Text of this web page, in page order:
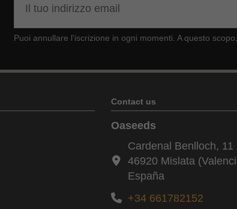
Puoi annullare l'iscrizione in ogni momenti. A questo
Contact us
Oaseeds
Cardenal Benlloch, 11
46920 Mislata
España
+34 661782152